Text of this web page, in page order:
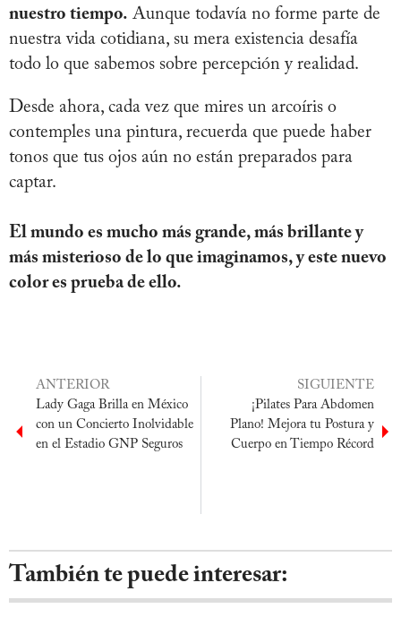
nuestro tiempo. Aunque todavía no forme parte de
nuestra vida cotidiana, su mera existencia desafía
todo lo que sabemos sobre percepción y realidad.
Desde ahora, cada vez que mires un arcoíris o
contemples una pintura, recuerda que puede haber
tonos que tus ojos aún no están preparados para
captar.
El mundo es mucho más grande, más brillante y
más misterioso de lo que imaginamos, y este nuevo
color es prueba de ello.
ANTERIOR
Lady Gaga Brilla en México
con un Concierto Inolvidable
en el Estadio GNP Seguros
SIGUIENTE
¡Pilates Para Abdomen
Plano! Mejora tu Postura y
Cuerpo en Tiempo Récord
También te puede interesar: